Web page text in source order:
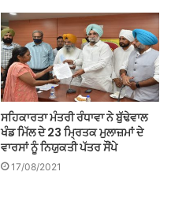
ਸਹਿਕਾਰਤਾ ਮੰਤਰੀ ਰੰਧਾਵਾ ਨੇ ਬੁੱਢੇਵਾਲ
ਖੰਡ ਮਿੱਲ ਦੇ 23 ਮ੍ਰਿਤਕ ਮੁਲਾਜ਼ਮਾਂ ਦੇ
ਵਾਰਸਾਂ ਨੂੰ ਨਿਯੁਕਤੀ ਪੱਤਰ ਸੌਂਪੇ
17/08/2021